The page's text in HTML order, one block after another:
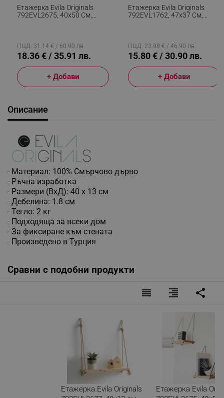
Етажерка Evila Originals
792EVL2675, 40х50 См,
ПЦД: 31.14 € / 60.90 лв.
18.36 € / 35.91 лв.
+ Добави
Етажерка Evila Originals
792EVL1762, 47х37 См,
ПЦД: 23.98 € / 46.90 лв.
15.80 € / 30.90 лв.
+ Добави
Описание
- Материал: 100% Смърчово дърво
- Ръчна изработка
- Размери (ВхД): 40 х 13 см
- Дебелина: 1.8 см
- Тегло: 2 кг
- Подходяща за всеки дом
- За фиксиране към стената
- Произведено в Турция
Сравни с подобни продукти
reorder format_align_right share
Етажерка Evila Originals
Етажерка Evila